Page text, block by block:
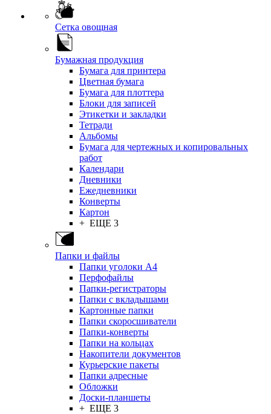
Сетка овощная
Бумажная продукция
Бумага для принтера
Цветная бумага
Бумага для плоттера
Блоки для записей
Этикетки и закладки
Тетради
Альбомы
Бумага для чертежных и копировальных
работ
Календари
Дневники
Ежедневники
Конверты
Картон
+ ЕЩЕ 3
Папки и файлы
Папки уголоки А4
Перфофайлы
Папки-регистраторы
Папки с вкладышами
Картонные папки
Папки скоросшиватели
Папки-конверты
Папки на кольцах
Накопители документов
Курьерские пакеты
Папки адресные
Обложки
Доски-планшеты
+ ЕЩЕ 3